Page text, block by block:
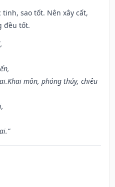
sao tốt. Nên xây cất,
đều tốt.
môn, phóng thủy, chiêu